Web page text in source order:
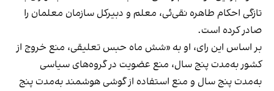
تازگی احکام طاهره نقی‌ئی، معلم و دبیر‌کل سازمان معلمان را
صادر کرده است.
بر اساس این رای، او به «شش ماه حبس تعلیقی، منع خروج از
کشور به‌مدت پنج سال، منع عضویت در گروه‌های سیاسی
به‌مدت پنج سال و منع استفاده از گوشی هوشمند به‌مدت پنج